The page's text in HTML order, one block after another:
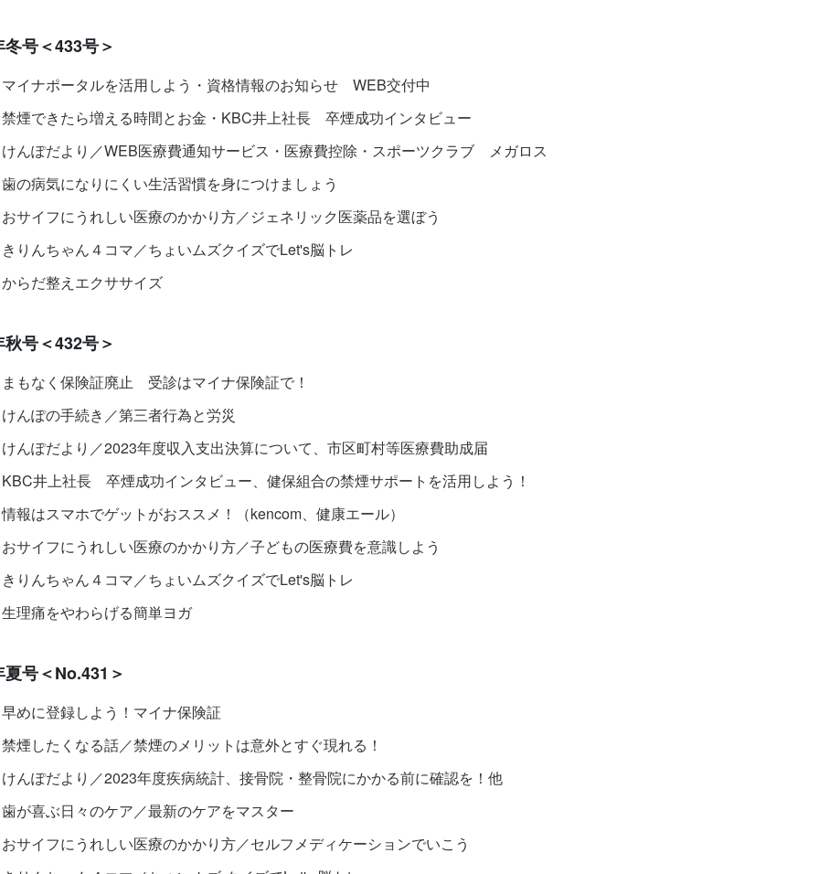
号＜433号＞
マイナポータルを活用しよう・資格情報のお知らせ WEB交付中
禁煙できたら増える時間とお金・KBC井上社長 卒煙成功インタビュー
けんぽだより／WEB医療費通知サービス・医療費控除・スポーツクラブ メガロス
歯の病気になりにくい生活習慣を身につけましょう
おサイフにうれしい医療のかかり方／ジェネリック医薬品を選ぼう
きりんちゃん４コマ／ちょいムズクイズでLet's脳トレ
からだ整えエクササイズ
号＜432号＞
まもなく保険証廃止 受診はマイナ保険証で！
けんぽの手続き／第三者行為と労災
けんぽだより／2023年度収入支出決算について、市区町村等医療費助成届
KBC井上社長 卒煙成功インタビュー、健保組合の禁煙サポートを活用しよう！
情報はスマホでゲットがおススメ！（kencom、健康エール）
おサイフにうれしい医療のかかり方／子どもの医療費を意識しよう
きりんちゃん４コマ／ちょいムズクイズでLet's脳トレ
生理痛をやわらげる簡単ヨガ
号＜No.431＞
早めに登録しよう！マイナ保険証
禁煙したくなる話／禁煙のメリットは意外とすぐ現れる！
けんぽだより／2023年度疾病統計、接骨院・整骨院にかかる前に確認を！他
歯が喜ぶ日々のケア／最新のケアをマスター
おサイフにうれしい医療のかかり方／セルフメディケーションでいこう